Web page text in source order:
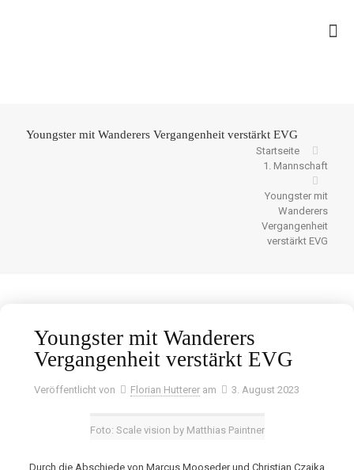
Youngster mit Wanderers Vergangenheit verstärkt EVG
Startseite
1. Mannschaft
Youngster mit
Wanderers
Vergangenheit
verstärkt EVG
Youngster mit Wanderers
Vergangenheit verstärkt EVG
Veröffentlicht von Florian Hutterer am 3. August 2023
Foto: Scale vision by Matthias Paintner
Durch die Abschiede von Marcus Mooseder und Christian Czaika